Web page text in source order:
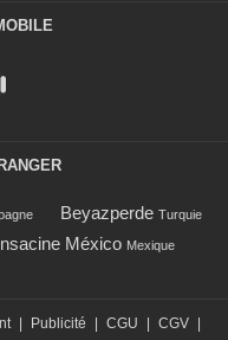
Beyazperde Turquie
México Mexique
| Publicité | CGU | CGV |